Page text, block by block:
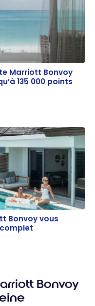
Marriott Bonvoy
135 000 points
Marriott Bonvoy
135 000 points
Bonvoy vous
Bonvoy vous
Bonvoy